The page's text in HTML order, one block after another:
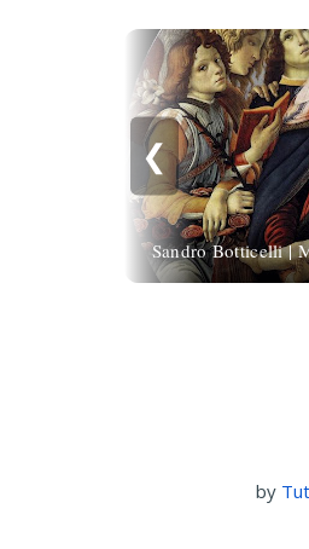
❮
Sandro Botticelli |
by